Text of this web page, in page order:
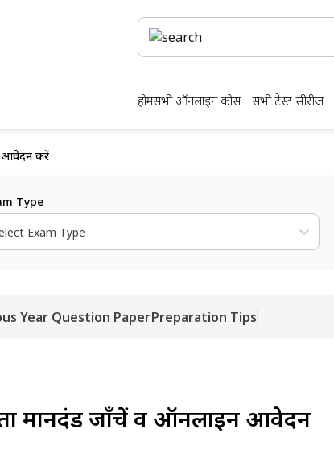
होमसभी ऑनलाइन कोर्स सभी टेस्ट सीरीज
आवेदन करें
Type
Exam Type
Year Question PaperPreparation Tips
मानदंड जाँचें व ऑनलाइन आवेदन